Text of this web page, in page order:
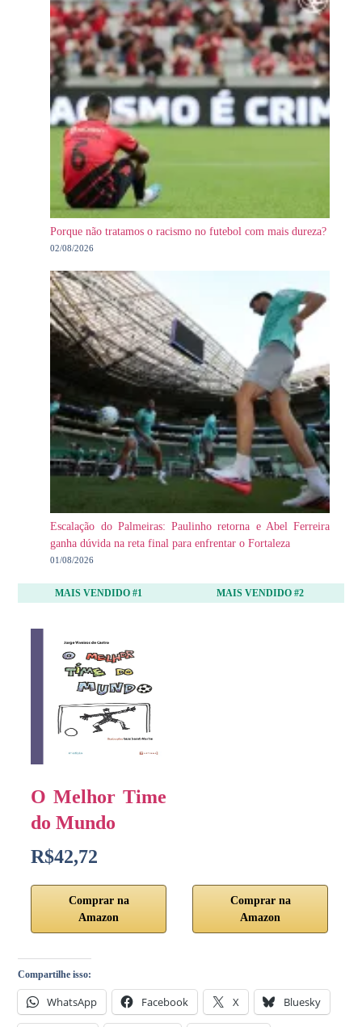
Porque não tratamos o racismo no futebol com mais dureza?
02/08/2026
Escalação do Palmeiras: Paulinho retorna e Abel Ferreira
ganha dúvida na reta final para enfrentar o Fortaleza
01/08/2026
MAIS VENDIDO #1
O Melhor Time
do Mundo
R$42,72
Comprar na
Amazon
MAIS VENDIDO #2
Comprar na
Amazon
Compartilhe isso:
WhatsApp Facebook X Bluesky